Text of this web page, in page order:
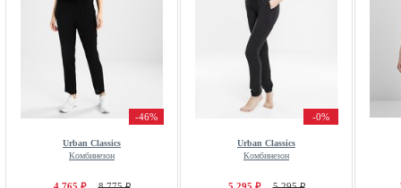
-46%
Urban Classics
Комбинезон
-0%
Urban Classics
Комбинезон